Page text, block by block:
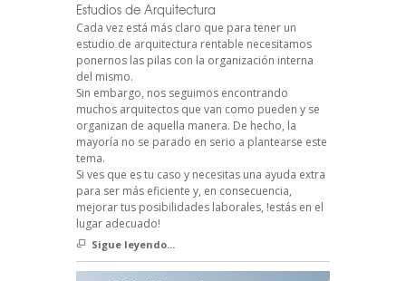
Estudios de Arquitectura
Cada vez está más claro que para tener un
estudio de arquitectura rentable necesitamos
ponernos las pilas con la organización interna
del mismo.
Sin embargo, nos seguimos encontrando
muchos arquitectos que van como pueden y se
organizan de aquella manera. De hecho, la
mayoría no se parado en serio a plantearse este
tema.
Si ves que es tu caso y necesitas una ayuda extra
para ser más eficiente y, en consecuencia,
mejorar tus posibilidades laborales, !estás en el
lugar adecuado!
Sigue leyendo...